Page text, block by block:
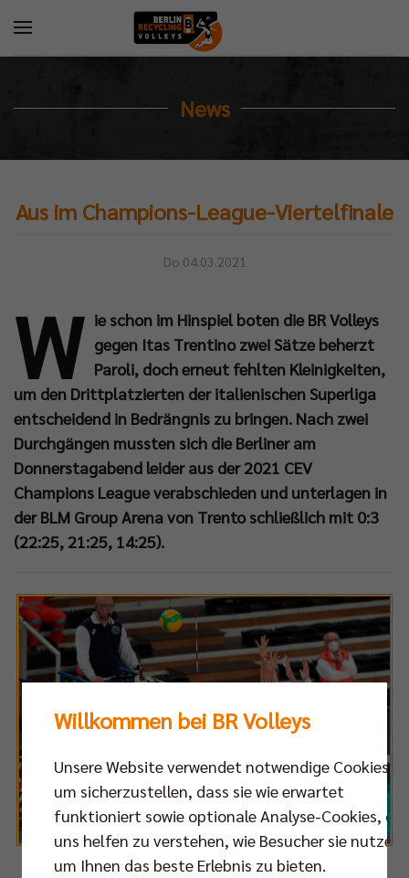
News
Aus im Champions-League-Viertelfinale
Do 04.03.2021
W ie schon im Hinspiel boten die BR Volleys
gegen Itas Trentino zwei Sätze beherzt
Paroli, doch erneut fehlten Kleinigkeiten,
um den Drittplatzierten der italienischen Superliga
entscheidend in Bedrängnis zu bringen. Nach zwei
Durchgängen mussten sich die Berliner am
Donnerstagabend leider aus der 2021 CEV
Champions League verabschieden und unterlagen in
der BLM Group Arena von Trento schließlich mit 0:3
(22:25, 21:25, 14:25).
Willkommen bei BR Volleys
Unsere Website verwendet notwendige Cookies,
um sicherzustellen, dass sie wie erwartet
funktioniert sowie optionale Analyse-Cookies, die
uns helfen zu verstehen, wie Besucher sie nutzen,
um Ihnen das beste Erlebnis zu bieten.